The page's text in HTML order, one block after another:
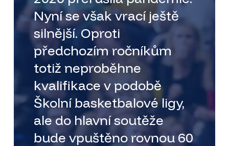
Nyní se však vrací ještě
silnější. Oproti
předchozím ročníkům
totiž neproběhne
kvalifikace v podobě
Školní basketbalové ligy,
ale do hlavní soutěže
bude vpuštěno rovnou 60